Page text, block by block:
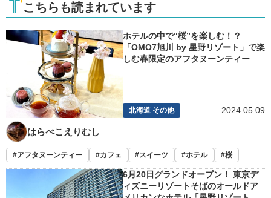
こちらも読まれています
ホテルの中で“桜”を楽しむ！？
「OMO7旭川 by 星野リゾート」で楽
しむ春限定のアフタヌーンティー
北海道 その他 2024.05.09
はらぺこえりむし
アフタヌーンティー カフェ スイーツ ホテル 桜
6月20日グランドオープン！ 東京デ
ィズニーリゾートそばのオールドア